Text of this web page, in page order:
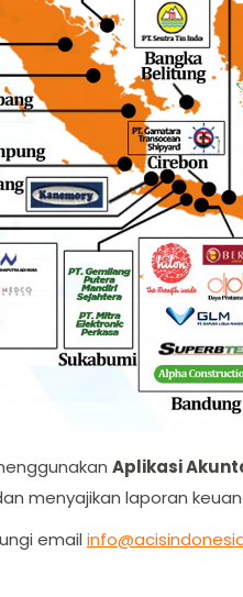
Aplikasi
menyajikan laporan
email